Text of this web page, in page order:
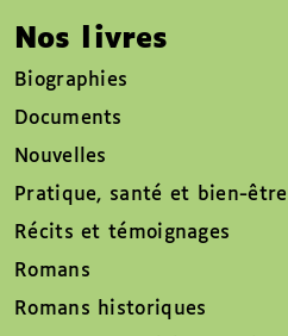
Nos livres
Biographies
Documents
Nouvelles
Pratique, santé et bien-être
Récits et témoignages
Romans
Romans historiques